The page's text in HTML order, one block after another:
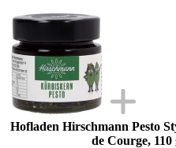
Hofladen Hirschmann Pesto
de Courge, 110